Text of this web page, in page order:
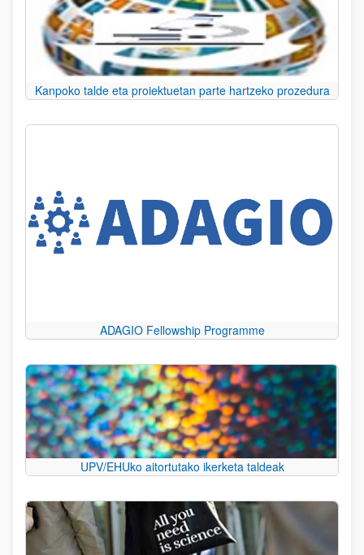
Kanpoko talde eta proiektuetan parte hartzeko prozedura
ADAGIO Fellowship Programme
UPV/EHUko aitortutako ikerketa taldeak